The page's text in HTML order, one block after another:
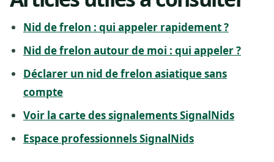
Nid de frelon : qui appeler rapidement ?
Nid de frelon autour de moi : qui appeler ?
Déclarer un nid de frelon asiatique sans
compte
Voir la carte des signalements SignalNids
Espace professionnels SignalNids